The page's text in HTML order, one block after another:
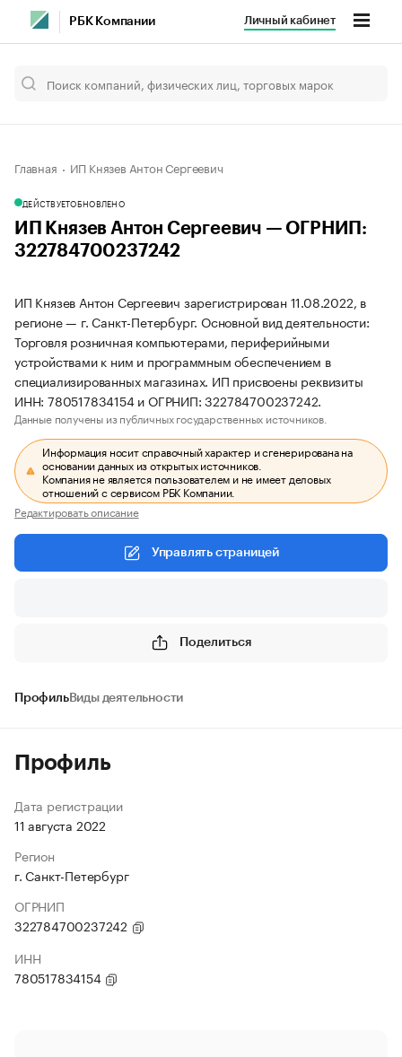
РБК Компании Личный кабинет
Главная ИП Князев Антон Сергеевич
ДЕЙСТВУЕТОБНОВЛЕНО
ИП Князев Антон Сергеевич — ОГРНИП:
322784700237242
ИП Князев Антон Сергеевич зарегистрирован 11.08.2022, в
регионе — г. Санкт-Петербург. Основной вид деятельности:
Торговля розничная компьютерами, периферийными
устройствами к ним и программным обеспечением в
специализированных магазинах. ИП присвоены реквизиты
ИНН: 780517834154 и ОГРНИП: 322784700237242.
Данные получены из публичных государственных источников.
Информация носит справочный характер и сгенерирована на
основании данных из открытых источников.
Компания не является пользователем и не имеет деловых
отношений с сервисом РБК Компании.
Редактировать описание
Управлять страницей
Поделиться
ПрофильВиды деятельности
Профиль
Дата регистрации
11 августа 2022
Регион
г. Санкт-Петербург
ОГРНИП
322784700237242
ИНН
780517834154